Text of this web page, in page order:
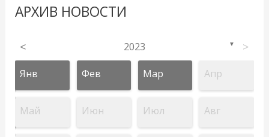
АРХИВ НОВОСТИ
< 2023 ▼ >
Янв Фев Мар Апр
Май Июн Июл Авг